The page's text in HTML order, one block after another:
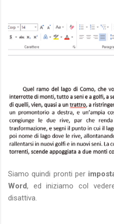
Siamo quindi pronti per
Word, ed iniziamo col
disattiva.